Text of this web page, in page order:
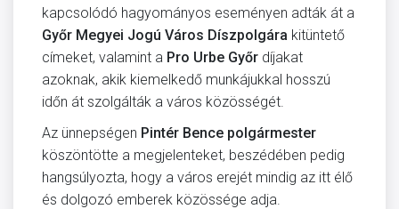
kapcsolódó hagyományos eseményen adták át a
Győr Megyei Jogú Város Díszpolgára kitüntető
címeket, valamint a Pro Urbe Győr díjakat
azoknak, akik kiemelkedő munkájukkal hosszú
időn át szolgálták a város közösségét.
Az ünnepségen Pintér Bence polgármester
köszöntötte a megjelenteket, beszédében pedig
hangsúlyozta, hogy a város erejét mindig az itt élő
és dolgozó emberek közössége adja.